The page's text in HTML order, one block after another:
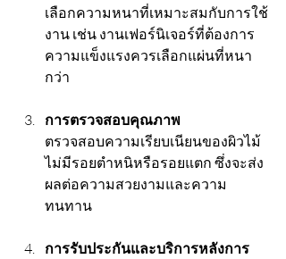
เลือกความหนาที่เหมาะสมกับการใช้
งาน เช่น งานเฟอร์นิเจอร์ที่ต้องการ
ความแข็งแรงควรเลือกแผ่นที่หนา
กว่า
การตรวจสอบคุณภาพ
ตรวจสอบความเรียบเนียนของผิวไม้
ไม่มีรอยตำหนิหรือรอยแตก ซึ่งจะส่ง
ผลต่อความสวยงามและความ
ทนทาน
การรับประกันและบริการหลังการ